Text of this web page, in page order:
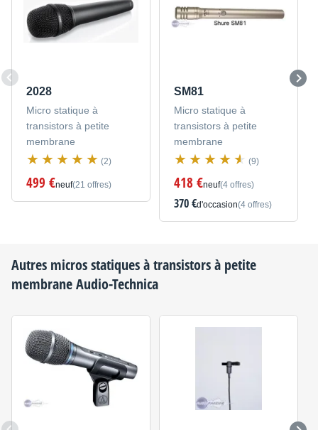
2028
Micro statique à
transistors à petite
membrane
(2)
499 €neuf(21 offres)
SM81
Micro statique à
transistors à petite
membrane
(9)
418 €neuf(4 offres)
370 €d'occasion(4 offres)
Autres micros statiques à transistors à petite
membraneAudio-Technica